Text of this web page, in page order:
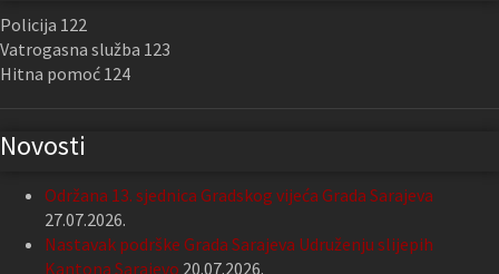
Policija 122
Vatrogasna služba 123
Hitna pomoć 124
Novosti
Održana 13. sjednica Gradskog vijeća Grada Sarajeva
27.07.2026.
Nastavak podrške Grada Sarajeva Udruženju slijepih
Kantona Sarajevo 20.07.2026.